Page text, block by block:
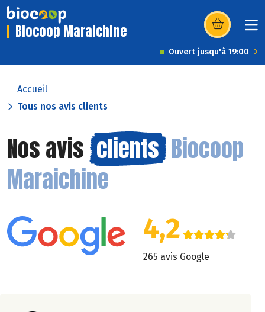
Biocoop Maraichine (s’ouvre dans
Ouvert jusqu'à 19:00
Accueil
Tous nos avis clients
Nos avis clients Biocoop
Maraichine
4,2
265 avis Google